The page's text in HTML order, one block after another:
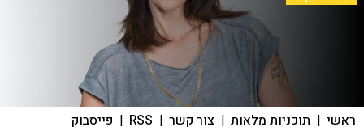
ראשי | תוכניות מלאות | צור קשר |
RSS
| פייסבוק